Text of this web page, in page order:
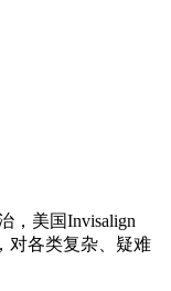
，美国Invisalign
对各类复杂、疑难